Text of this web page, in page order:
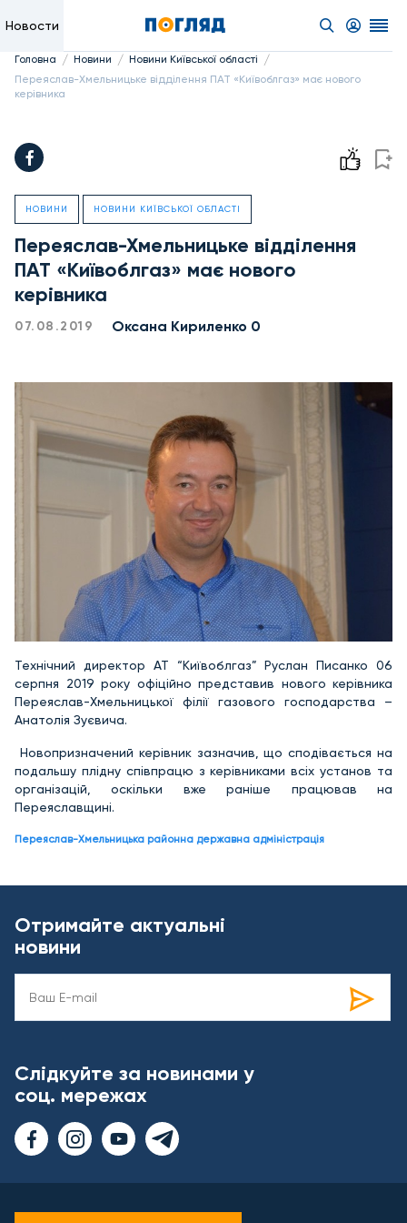
Новости
Головна / Новини / Новини Київської області /
Переяслав-Хмельницьке відділення ПАТ «Київоблгаз» має нового
керівника
НОВИНИ НОВИНИ КИЇВСЬКОЇ ОБЛАСТІ
Переяслав-Хмельницьке відділення
ПАТ «Київоблгаз» має нового
керівника
07.08.2019 Оксана Кириленко 0
Технічний директор АТ “Київоблгаз” Руслан Писанко 06
серпня 2019 року офіційно представив нового керівника
Переяслав-Хмельницької філії газового господарства –
Анатолія Зуєвича.
Новопризначений керівник зазначив, що сподівається на
подальшу плідну співпрацю з керівниками всіх установ та
організацій, оскільки вже раніше працював на
Переяславщині.
Переяслав-Хмельницька районна державна адміністрація
Отримайте актуальні
новини
Слідкуйте за новинами у
соц. мережах